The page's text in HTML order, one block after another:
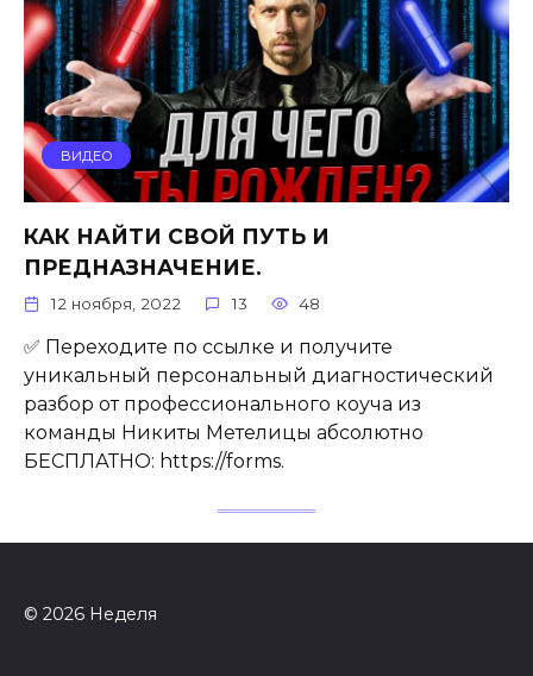
ВИДЕО
КАК НАЙТИ СВОЙ ПУТЬ И
ПРЕДНАЗНАЧЕНИЕ.
12 ноября, 2022 13 48
✅ Переходите по ссылке и получите
уникальный персональный диагностический
разбор от профессионального коуча из
команды Никиты Метелицы абсолютно
БЕСПЛАТНО: https://forms.
© 2026 Неделя